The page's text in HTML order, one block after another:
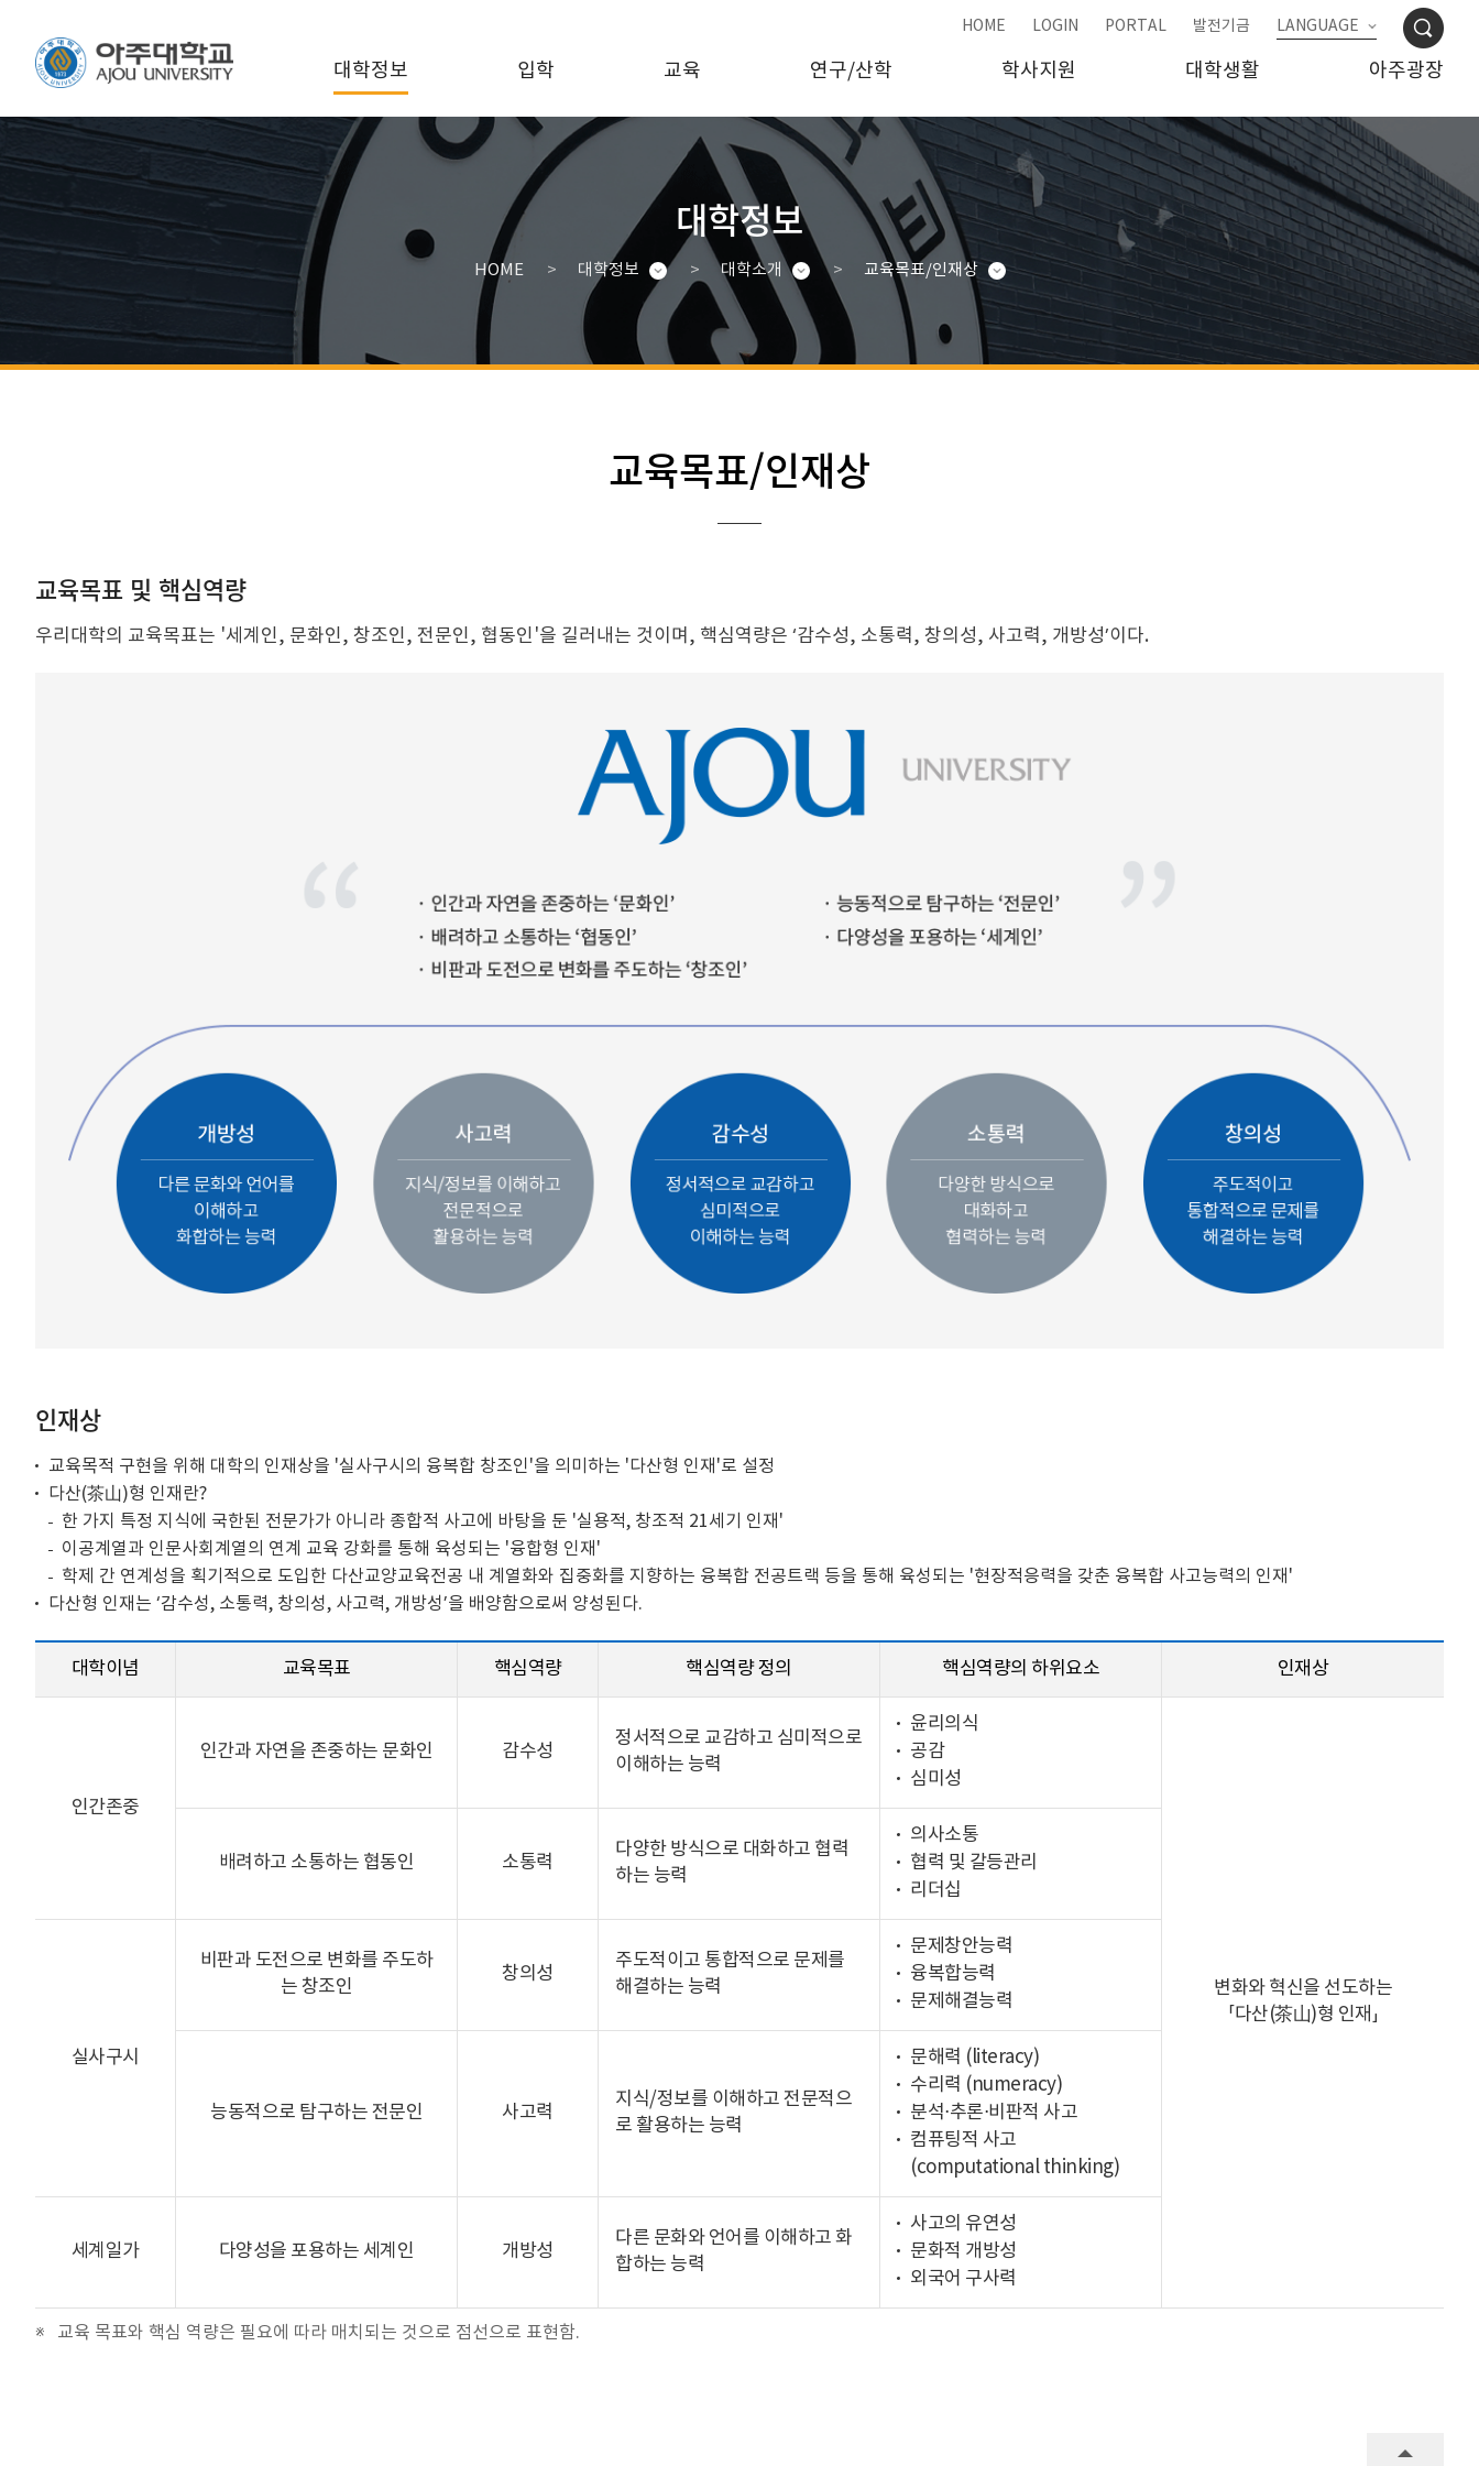
HOME LOGIN PORTAL 발전기금 LANGUAGE
대학정보 입학 교육 연구/산학 학사지원 대학생활 아주광장
대학정보
HOME 대학정보 대학소개 교육목표/인재상
교육목표/인재상
교육목표 및 핵심역량
우리대학의 교육목표는 '세계인, 문화인, 창조인, 전문인, 협동인'을 길러내는 것이며, 핵심역량은 ‘감수성, 소통력, 창의성, 사고력, 개방성’이다.
인재상
교육목적 구현을 위해 대학의 인재상을 '실사구시의 융복합 창조인'을 의미하는 '다산형 인재'로 설정
다산(茶山)형 인재란?
한 가지 특정 지식에 국한된 전문가가 아니라 종합적 사고에 바탕을 둔 '실용적, 창조적 21세기 인재'
이공계열과 인문사회계열의 연계 교육 강화를 통해 육성되는 '융합형 인재'
학제 간 연계성을 획기적으로 도입한 다산교양교육전공 내 계열화와 집중화를 지향하는 융복합 전공트랙 등을 통해 육성되는 '현장적응력을 갖춘 융복합 사고능력의 인재'
다산형 인재는 ‘감수성, 소통력, 창의성, 사고력, 개방성’을 배양함으로써 양성된다.
대학이념 교육목표 핵심역량 핵심역량 정의 핵심역량의 하위요소 인재상
인간존중
인간과 자연을 존중하는 문화인 감수성
정서적으로 교감하고 심미적으로
이해하는 능력
윤리의식
공감
심미성
변화와 혁신을 선도하는
「다산(茶山)형 인재」
배려하고 소통하는 협동인 소통력
다양한 방식으로 대화하고 협력
하는 능력
의사소통
협력 및 갈등관리
리더십
실사구시
비판과 도전으로 변화를 주도하
는 창조인
창의성
주도적이고 통합적으로 문제를
해결하는 능력
문제창안능력
융복합능력
문제해결능력
능동적으로 탐구하는 전문인 사고력
지식/정보를 이해하고 전문적으
로 활용하는 능력
문해력 (literacy)
수리력 (numeracy)
분석⋅추론⋅비판적 사고
컴퓨팅적 사고
(computational thinking)
세계일가 다양성을 포용하는 세계인 개방성
다른 문화와 언어를 이해하고 화
합하는 능력
사고의 유연성
문화적 개방성
외국어 구사력
교육 목표와 핵심 역량은 필요에 따라 매치되는 것으로 점선으로 표현함.